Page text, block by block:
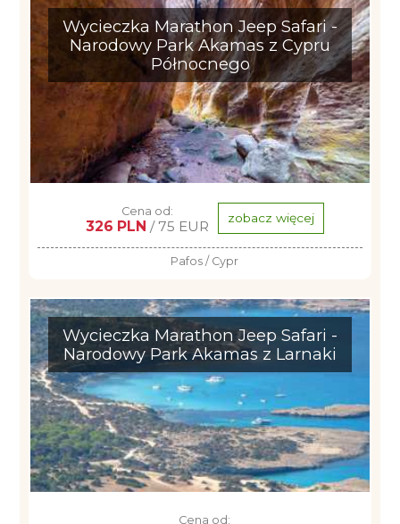
Wycieczka Marathon Jeep Safari -
Narodowy Park Akamas z Cypru
Północnego
Cena od:
326 PLN / 75 EUR zobacz więcej
Pafos / Cypr
Wycieczka Marathon Jeep Safari -
Narodowy Park Akamas z Larnaki
Cena od: